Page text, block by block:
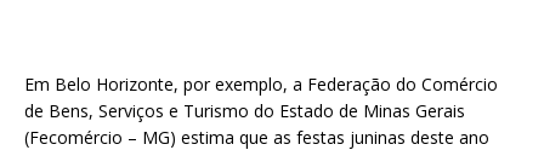
Em Belo Horizonte, por exemplo, a Federação do Comércio
de Bens, Serviços e Turismo do Estado de Minas Gerais
(Fecomércio – MG) estima que as festas juninas deste ano